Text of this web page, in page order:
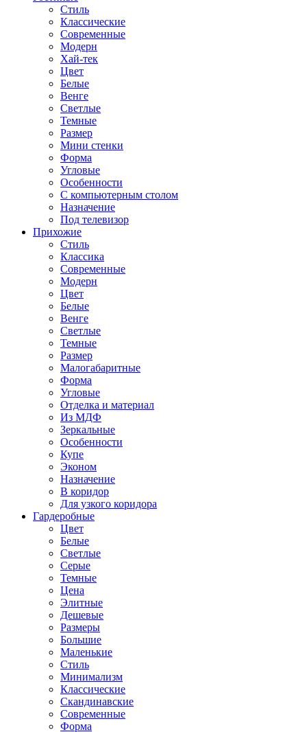
Стиль
Классические
Современные
Модерн
Хай-тек
Цвет
Белые
Венге
Светлые
Темные
Размер
Мини стенки
Форма
Угловые
Особенности
С компьютерным столом
Назначение
Под телевизор
Прихожие
Стиль
Классика
Современные
Модерн
Цвет
Белые
Венге
Светлые
Темные
Размер
Малогабаритные
Форма
Угловые
Отделка и материал
Из МДФ
Зеркальные
Особенности
Купе
Эконом
Назначение
В коридор
Для узкого коридора
Гардеробные
Цвет
Белые
Светлые
Серые
Темные
Цена
Элитные
Дешевые
Размеры
Большие
Маленькие
Стиль
Минимализм
Классические
Скандинавские
Современные
Форма